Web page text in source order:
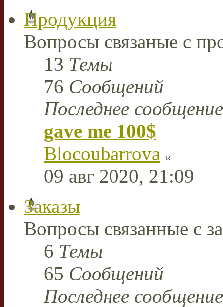
Продукция
Вопросы связаные с
13 Темы
76 Сообщений
Последнее сообщение
gave me 100$
Blocoubarrova
09 авг 2020, 21:09
Заказы
Вопросы связанные с
6 Темы
65 Сообщений
Последнее сообщение